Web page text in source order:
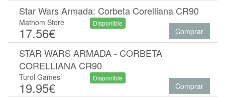
Star Wars Armada: Corbeta Corelliana CR90
Mathom Store
17.56€
Disponible
Comprar
STAR WARS ARMADA - CORBETA
CORELLIANA CR90
Turol Games
19.95€
Disponible
Comprar